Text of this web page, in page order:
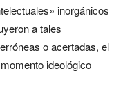
inorgánicos
a tales
o acertadas, el
ideológico